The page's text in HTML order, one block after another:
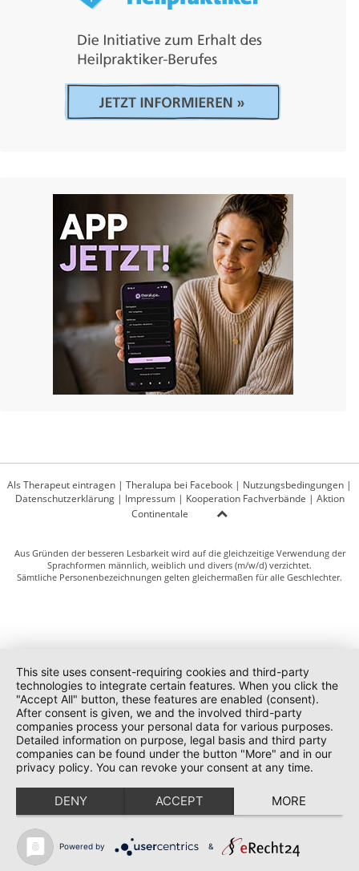
Als Therapeut eintragen | Theralupa bei Facebook | Nutzungsbedingungen |
Datenschutzerklärung| Impressum| Kooperation Fachverbände | Aktion
Continentale
Aus Gründen der besseren Lesbarkeit wird auf die gleichzeitige Verwendung der
Sprachformen männlich, weiblich und divers (m/w/d) verzichtet.
Sämtliche Personenbezeichnungen gelten gleichermaßen für alle Geschlechter.
This site uses consent-requiring cookies and third-party
technologies to integrate certain features. When you click the
"Accept All" button, these features are enabled (consent).
After consent is given, we and the involved third-party
companies process your personal data for various purposes.
Detailed information on purpose, legal basis and third party
companies can be found under the button "More" and in our
privacy policy. You can revoke your consent at any time.
DENY ACCEPT MORE
Powered by &